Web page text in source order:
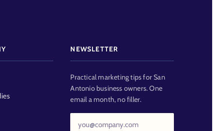
NEWSLETTER
Practical marketing tips for San
Antonio business owners. One
email a month, no filler.